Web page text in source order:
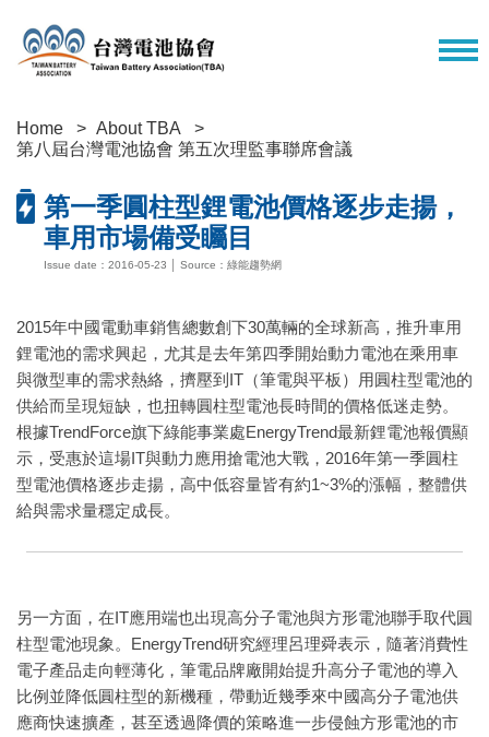
Home
About TBA
第八屆台灣電池協會 第五次理監事聯席會議
第一季圓柱型鋰電池價格逐步走揚，
車用市場備受矚目
Issue date：2016-05-23 │ Source：綠能趨勢網
2015年中國電動車銷售總數創下30萬輛的全球新高，推升車用
鋰電池的需求興起，尤其是去年第四季開始動力電池在乘用車
與微型車的需求熱絡，擠壓到IT（筆電與平板）用圓柱型電池的
供給而呈現短缺，也扭轉圓柱型電池長時間的價格低迷走勢。
根據TrendForce旗下綠能事業處EnergyTrend最新鋰電池報價顯
示，受惠於這場IT與動力應用搶電池大戰，2016年第一季圓柱
型電池價格逐步走揚，高中低容量皆有約1~3%的漲幅，整體供
給與需求量穩定成長。
另一方面，在IT應用端也出現高分子電池與方形電池聯手取代圓
柱型電池現象。EnergyTrend研究經理呂理舜表示，隨著消費性
電子產品走向輕薄化，筆電品牌廠開始提升高分子電池的導入
比例並降低圓柱型的新機種，帶動近幾季來中國高分子電池供
應商快速擴產，甚至透過降價的策略進一步侵蝕方形電池的市